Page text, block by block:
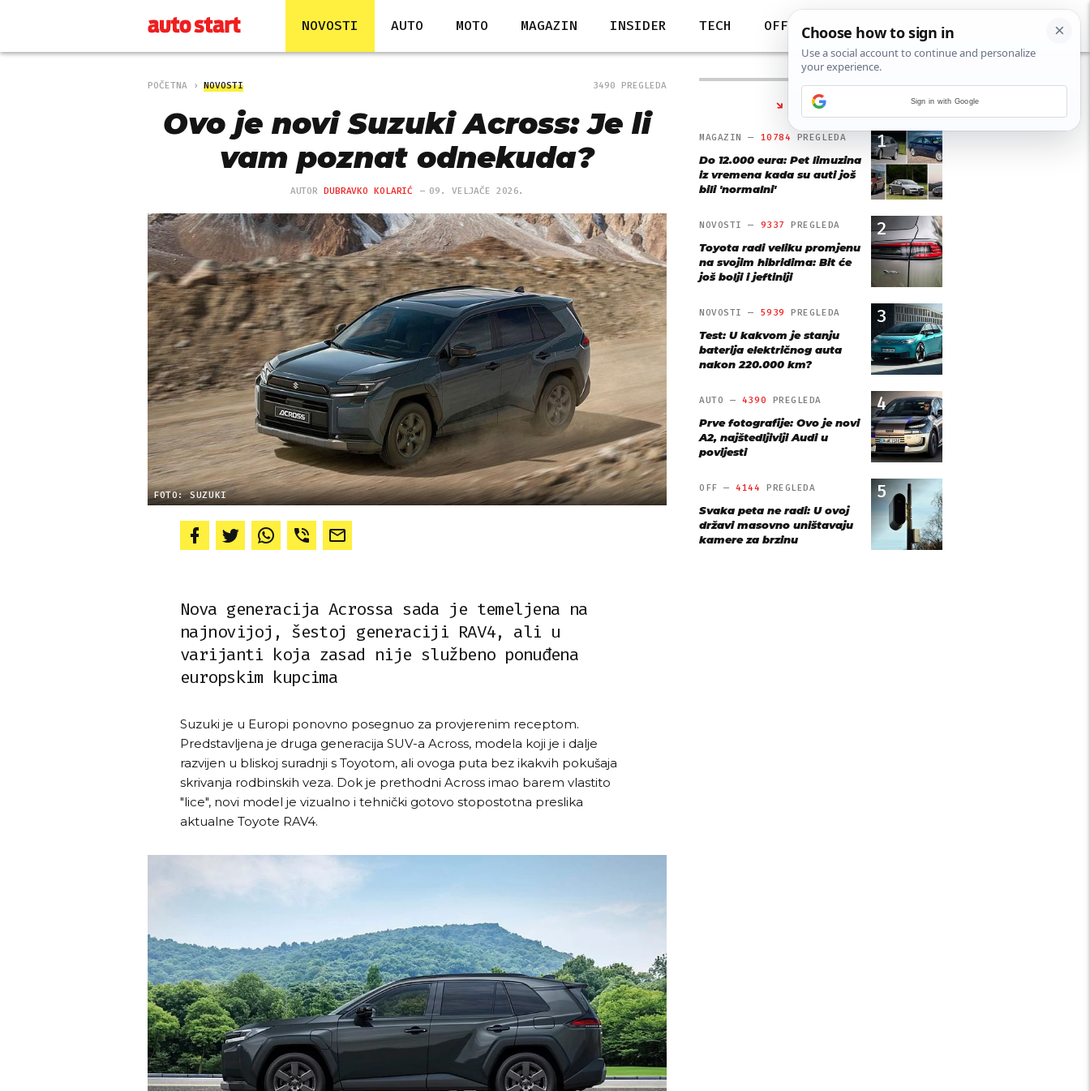
NOVOSTI AUTO MOTO MAGAZIN INSIDER TECH OFF
POČETNA NOVOSTI 3490 PREGLEDA
Ovo je novi Suzuki Across: Je li
vam poznat odnekuda?
AUTOR DUBRAVKO KOLARIĆ 09. VELJAČE 2026.
FOTO: SUZUKI
Nova generacija Acrossa sada je temeljena na
najnovijoj, šestoj generaciji RAV4, ali u
varijanti koja zasad nije službeno ponuđena
europskim kupcima
Suzuki je u Europi ponovno posegnuo za provjerenim receptom.
Predstavljena je druga generacija SUV-a Across, modela koji je i dalje
razvijen u bliskoj suradnji s Toyotom, ali ovoga puta bez ikakvih pokušaja
skrivanja rodbinskih veza. Dok je prethodni Across imao barem vlastito
"lice", novi model je vizualno i tehnički gotovo stopostotna preslika
aktualne Toyote RAV4.
NAJČITANIJE
1
MAGAZIN — 10784 PREGLEDA
Do 12.000 eura: Pet limuzina
iz vremena kada su auti još
bili 'normalni'
2
NOVOSTI — 9337 PREGLEDA
Toyota radi veliku promjenu
na svojim hibridima: Bit će
još bolji i jeftiniji
3
NOVOSTI — 5939 PREGLEDA
Test: U kakvom je stanju
baterija električnog auta
nakon 220.000 km?
4
AUTO — 4390 PREGLEDA
Prve fotografije: Ovo je novi
A2, najštedljiviji Audi u
povijesti
5
OFF —4144 PREGLEDA
Svaka peta ne radi: U ovoj
državi masovno uništavaju
kamere za brzinu
Sign in with Google